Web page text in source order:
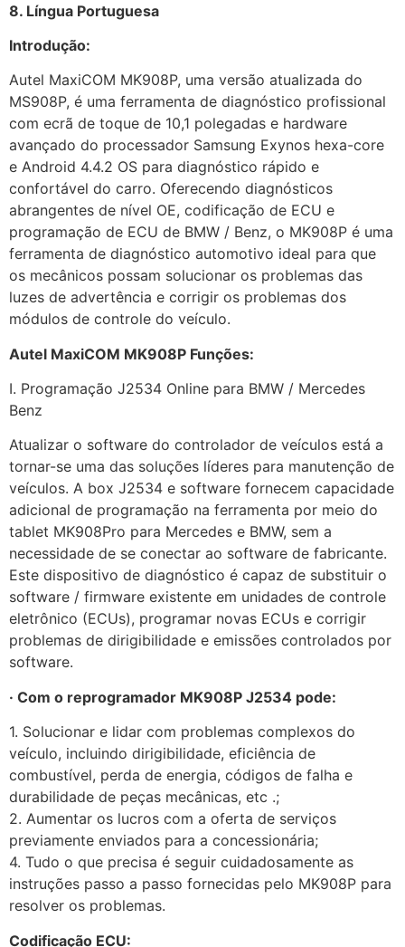
8. Língua Portuguesa
Introdução:
Autel MaxiCOM MK908P, uma versão atualizada do
MS908P, é uma ferramenta de diagnóstico profissional
com ecrã de toque de 10,1 polegadas e hardware
avançado do processador Samsung Exynos hexa-core
e Android 4.4.2 OS para diagnóstico rápido e
confortável do carro. Oferecendo diagnósticos
abrangentes de nível OE, codificação de ECU e
programação de ECU de BMW / Benz, o MK908P é uma
ferramenta de diagnóstico automotivo ideal para que
os mecânicos possam solucionar os problemas das
luzes de advertência e corrigir os problemas dos
módulos de controle do veículo.
Autel MaxiCOM MK908P Funções:
I. Programação J2534 Online para BMW / Mercedes
Benz
Atualizar o software do controlador de veículos está a
tornar-se uma das soluções líderes para manutenção de
veículos. A box J2534 e software fornecem capacidade
adicional de programação na ferramenta por meio do
tablet MK908Pro para Mercedes e BMW, sem a
necessidade de se conectar ao software de fabricante.
Este dispositivo de diagnóstico é capaz de substituir o
software / firmware existente em unidades de controle
eletrônico (ECUs), programar novas ECUs e corrigir
problemas de dirigibilidade e emissões controlados por
software.
· Com o reprogramador MK908P J2534 pode:
1. Solucionar e lidar com problemas complexos do
veículo, incluindo dirigibilidade, eficiência de
combustível, perda de energia, códigos de falha e
durabilidade de peças mecânicas, etc .;
2. Aumentar os lucros com a oferta de serviços
previamente enviados para a concessionária;
4. Tudo o que precisa é seguir cuidadosamente as
instruções passo a passo fornecidas pelo MK908P para
resolver os problemas.
Codificação ECU: